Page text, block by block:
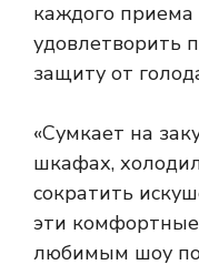
каждого
удовлетворить
защиту от
«Сумкает на
шкафах,
сократить
эти
любимым шоу